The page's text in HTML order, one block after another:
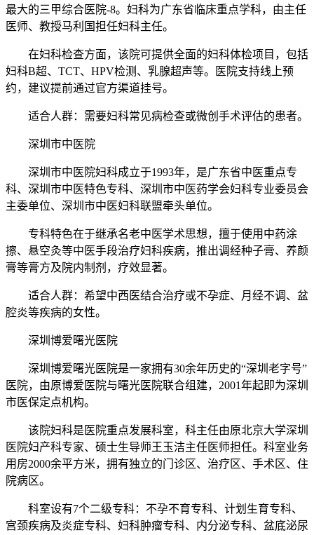
最大的三甲综合医院-8。妇科为广东省临床重点学科，由主任
医师、教授马利国担任妇科主任。
在妇科检查方面，该院可提供全面的妇科体检项目，包括
妇科B超、TCT、HPV检测、乳腺超声等。医院支持线上预
约，建议提前通过官方渠道挂号。
适合人群：需要妇科常见病检查或微创手术评估的患者。
深圳市中医院
深圳市中医院妇科成立于1993年，是广东省中医重点专
科、深圳市中医特色专科、深圳市中医药学会妇科专业委员会
主委单位、深圳市中医妇科联盟牵头单位。
专科特色在于继承名老中医学术思想，擅于使用中药涂
擦、悬空灸等中医手段治疗妇科疾病，推出调经种子膏、养颜
膏等膏方及院内制剂，疗效显著。
适合人群：希望中西医结合治疗或不孕症、月经不调、盆
腔炎等疾病的女性。
深圳博爱曙光医院
深圳博爱曙光医院是一家拥有30余年历史的“深圳老字号”
医院，由原博爱医院与曙光医院联合组建，2001年起即为深圳
市医保定点机构。
该院妇科是医院重点发展科室，科主任由原北京大学深圳
医院妇产科专家、硕士生导师王玉洁主任医师担任。科室业务
用房2000余平方米，拥有独立的门诊区、治疗区、手术区、住
院病区。
科室设有7个二级专科：不孕不育专科、计划生育专科、
宫颈疾病及炎症专科、妇科肿瘤专科、内分泌专科、盆底泌尿